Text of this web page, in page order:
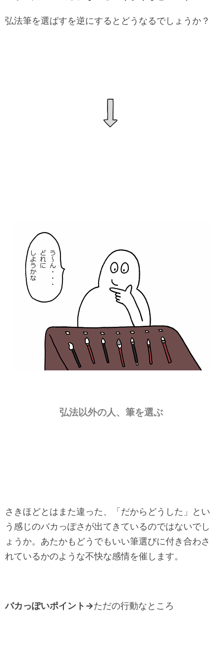
弘法筆を選ばすを逆にするとどうなるでしょうか？
弘法以外の人、筆を選ぶ
さきほどとはまた違った、「だからどうした」とい
う感じのバカっぽさが出てきているのではないでし
ょうか。あたかもどうでもいい筆選びに付き合わさ
れているかのような不快な感情を催します。
バカっぽいポイント→ただの行動なところ